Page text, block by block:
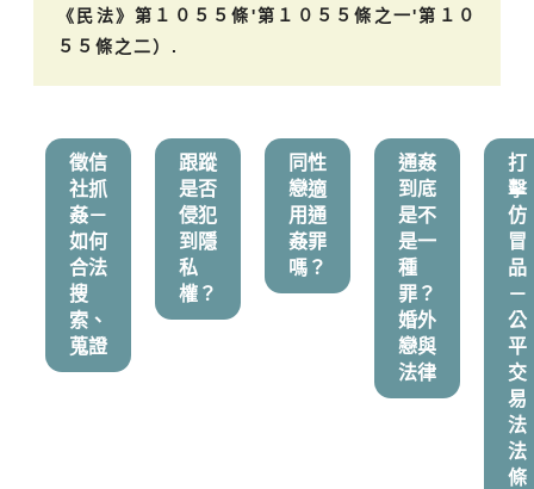
《民法》第１０５５條'第１０５５條之一'第１０
５５條之二）.
徵信
社抓
姦－
如何
合法
搜
索、
蒐證
跟蹤
是否
侵犯
到隱
私
權？
同性
戀適
用通
姦罪
嗎？
通姦
到底
是不
是一
種
罪？
婚外
戀與
法律
打
擊
仿
冒
品
－
公
平
交
易
法
法
條